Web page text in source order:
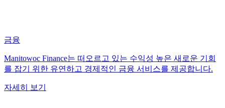
금융
Manitowoc Finance는 떠오르고 있는 수익성 높은 새로운 기회
를 잡기 위한 유연하고 경제적인 금융 서비스를 제공합니다.
자세히 보기